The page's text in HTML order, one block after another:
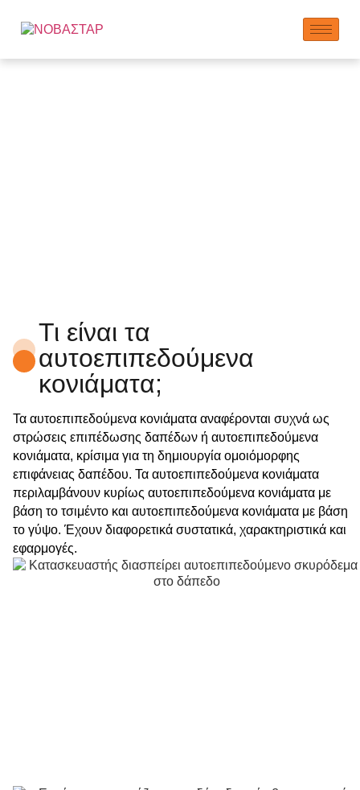
Τι είναι τα
αυτοεπιπεδούμενα
κονιάματα;
Τα αυτοεπιπεδούμενα κονιάματα αναφέρονται συχνά ως
στρώσεις επιπέδωσης δαπέδων ή αυτοεπιπεδούμενα
κονιάματα, κρίσιμα για τη δημιουργία ομοιόμορφης
επιφάνειας δαπέδου. Τα αυτοεπιπεδούμενα κονιάματα
περιλαμβάνουν κυρίως αυτοεπιπεδούμενα κονιάματα με
βάση το τσιμέντο και αυτοεπιπεδούμενα κονιάματα με βάση
το γύψο. Έχουν διαφορετικά συστατικά, χαρακτηριστικά και
εφαρμογές.